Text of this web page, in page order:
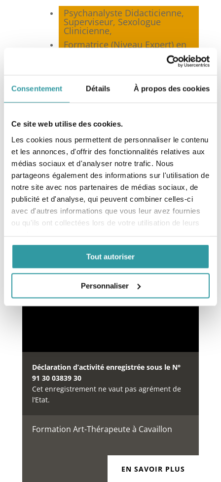
Consentement Détails À propos des cookies
Ce site web utilise des cookies.
Les cookies nous permettent de personnaliser le contenu
et les annonces, d'offrir des fonctionnalités relatives aux
médias sociaux et d'analyser notre trafic. Nous
partageons également des informations sur l'utilisation de
notre site avec nos partenaires de médias sociaux, de
publicité et d'analyse, qui peuvent combiner celles-ci
avec d'autres informations que vous leur avez fournies
ou qu'ils ont collectées lors de votre utilisation de leurs
Tout autoriser
Personnaliser
Psychanalyste Didacticienne,
Superviseur, Sexologue
Clinicienne,
Formatrice (Niveau Expert) en
Nationale de Psychanalyse
(FNP)*, Marseille,
de Psychanalyse
Membre du Syndicat National
des Sexologues Cliniciens
(SNSC), Toulouse,
Membre de la Société
Française de Sexologie
Clinique (SFSC), Paris.
Financement des formations
répertoireDataDock
depuis le 15/05/2019 sous lenuméro 0064234.
Déclaration d’activité enregistrée sous le N°
91 30 03839 30
Cet enregistrement ne vaut pas agrément de
l’Etat.
Formation Art-Thérapeute à Cavaillon
EN SAVOIR PLUS